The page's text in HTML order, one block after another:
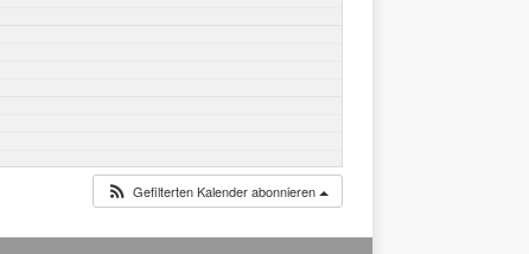
Gefilterten Kalender abonnieren